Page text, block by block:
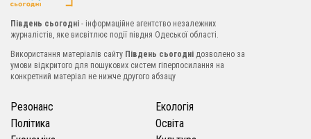
Південь сьогодні - інформаційне агентство незалежних
журналістів, яке висвітлює події півдня Одеської області.
Використання матеріалів сайту Південь сьогодні дозволено за
умови відкритого для пошукових систем гіперпосилання на
конкретний матеріал не нижче другого абзацу
Резонанс
Політика
Екологія
Освіта